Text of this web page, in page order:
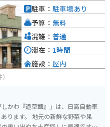
の駅 あさひかわは、地元の情報収
寄ってみてください。
かわ『道草館』」は、日高自動車
鮮な野菜や果
駐車： 駐車場あり
予算： 無料
混雑： 普通
滞在： 1時間
施設： 屋内